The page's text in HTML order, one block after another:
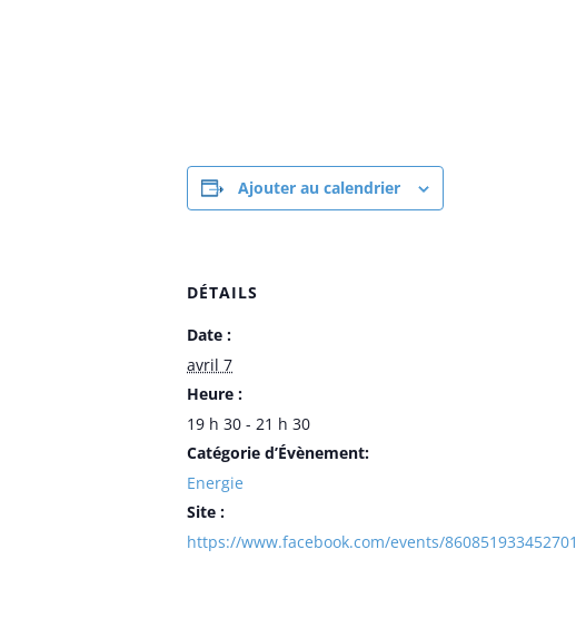
Ajouter au calendrier
DÉTAILS
Date :
avril 7
Heure :
19 h 30 - 21 h 30
Catégorie d’Évènement:
Energie
Site :
https://www.facebook.com/events/860851933452701